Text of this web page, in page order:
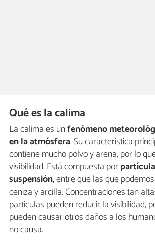
Qué es la calima
La calima es unfenómeno
en la atmósfera. Su característica
contiene mucho polvo y arena, por lo
visibilidad. Está compuesta por
suspensión, entre que las que
ceniza y arcilla. Concentraciones tan
partículas pueden reducir la visibilidad,
pueden causar otros daños a los
no causa.